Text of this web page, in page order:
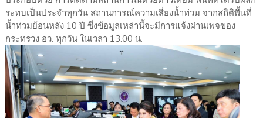
ระทบเป็นประจำทุกวัน สถานการณ์ความเสี่ยงน้ำท่วม จากสถิติพื้นที่
น้ำท่วมย้อนหลัง 10 ปี ซึ่งข้อมูลเหล่านี้จะมีการแจ้งผ่านเพจของ
กระทรวง อว. ทุกวัน ในเวลา 13.00 น.